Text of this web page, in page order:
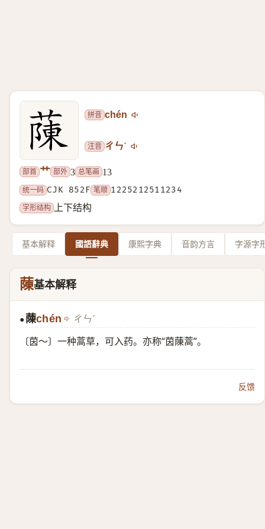
拼音 chén
注音 ㄔㄣˊ
部首 艹 部外 3 总笔画 13
统一码 CJK 852F 笔顺 1225212511234
字形结构
上下结构
基本解释 國語辭典 康熙字典 音韵方言 字源字
蔯基本解释
● 蔯chén ㄔㄣˊ
〔茵～〕一种蒿草，可入药。亦称“茵蔯蒿”。
反馈